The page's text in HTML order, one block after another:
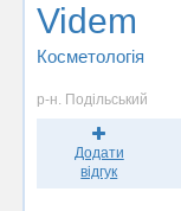
Videm
Косметологія
р-н. Подільський
Додати
відгук